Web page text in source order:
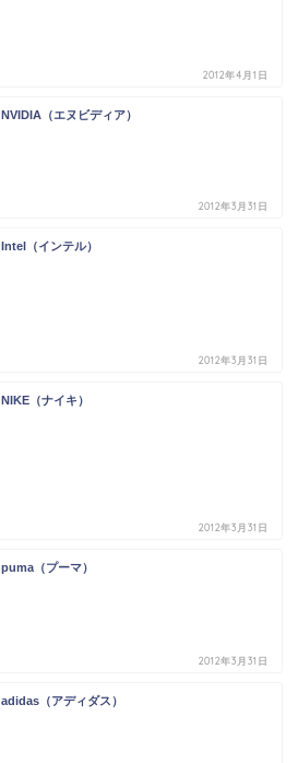
2012年4月1日
NVIDIA（エヌビディア）
2012年3月31日
Intel（インテル）
2012年3月31日
NIKE（ナイキ）
2012年3月31日
puma（プーマ）
2012年3月31日
adidas（アディダス）